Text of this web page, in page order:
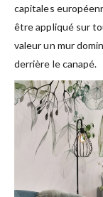
capitales
être appliqué sur
valeur un mur
derrière le canapé.